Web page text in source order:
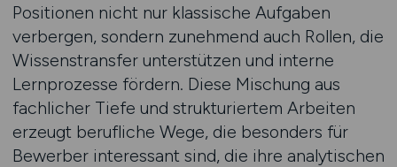
Positionen nicht nur klassische Aufgaben
verbergen, sondern zunehmend auch Rollen, die
Wissenstransfer unterstützen und interne
Lernprozesse fördern. Diese Mischung aus
fachlicher Tiefe und strukturiertem Arbeiten
erzeugt berufliche Wege, die besonders für
Bewerber interessant sind, die ihre analytischen